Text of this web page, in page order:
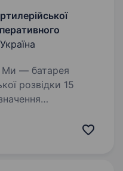
розвідки 15
контрактом і